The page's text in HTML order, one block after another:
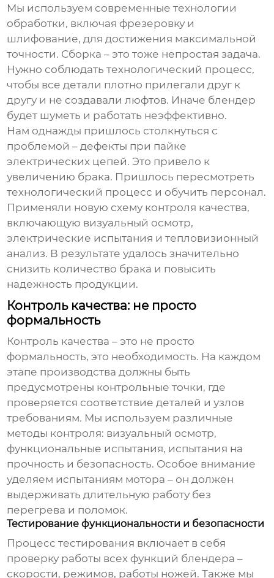
Мы используем современные технологии
обработки, включая фрезеровку и
шлифование, для достижения максимальной
точности. Сборка – это тоже непростая задача.
Нужно соблюдать технологический процесс,
чтобы все детали плотно прилегали друг к
другу и не создавали люфтов. Иначе блендер
будет шуметь и работать неэффективно.
Нам однажды пришлось столкнуться с
проблемой – дефекты при пайке
электрических цепей. Это привело к
увеличению брака. Пришлось пересмотреть
технологический процесс и обучить персонал.
Применяли новую схему контроля качества,
включающую визуальный осмотр,
электрические испытания и тепловизионный
анализ. В результате удалось значительно
снизить количество брака и повысить
надежность продукции.
Контроль качества: не просто
формальность
Контроль качества – это не просто
формальность, это необходимость. На каждом
этапе производства должны быть
предусмотрены контрольные точки, где
проверяется соответствие деталей и узлов
требованиям. Мы используем различные
методы контроля: визуальный осмотр,
функциональные испытания, испытания на
прочность и безопасность. Особое внимание
уделяем испытаниям мотора – он должен
выдерживать длительную работу без
перегрева и поломок.
Тестирование функциональности и безопасности
Процесс тестирования включает в себя
проверку работы всех функций блендера –
скорости, режимов, работы ножей. Также мы